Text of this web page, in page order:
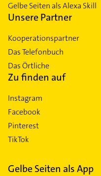
Gelbe Seiten als Alexa Skill
Unsere Partner
Kooperationspartner
Das Telefonbuch
Das Örtliche
Zu finden auf
Instagram
Facebook
Pinterest
TikTok
Gelbe Seiten als App